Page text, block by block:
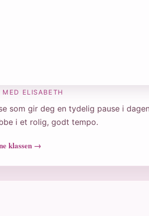
ELISABETH
som gir deg en tydelig pause i dagen
i et rolig, godt tempo.
klassen →